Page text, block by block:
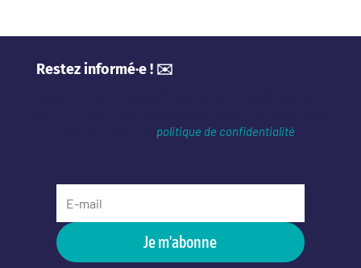
Restez informé·e ! ✉️
politique de confidentialité
Je m'abonne